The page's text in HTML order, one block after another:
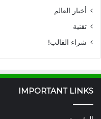
أخبار العالم
تقنية
شراء القالب!
IMPORTANT LINKS